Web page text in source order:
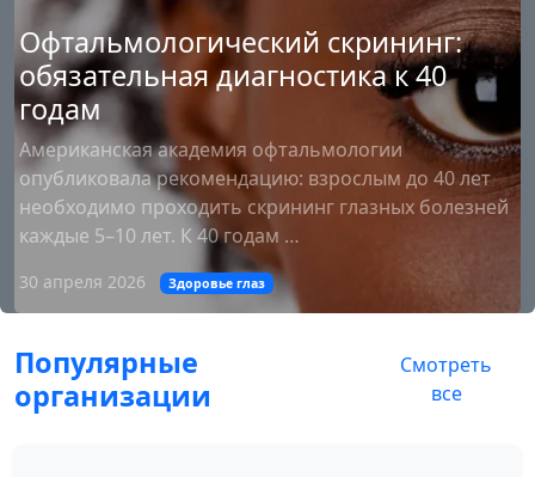
Офтальмологический скрининг:
обязательная диагностика к 40
годам
Американская академия офтальмологии
опубликовала рекомендацию: взрослым до 40 лет
необходимо проходить скрининг глазных болезней
каждые 5–10 лет. К 40 годам …
30 апреля 2026 Здоровье глаз
Популярные
организации
Смотреть
все